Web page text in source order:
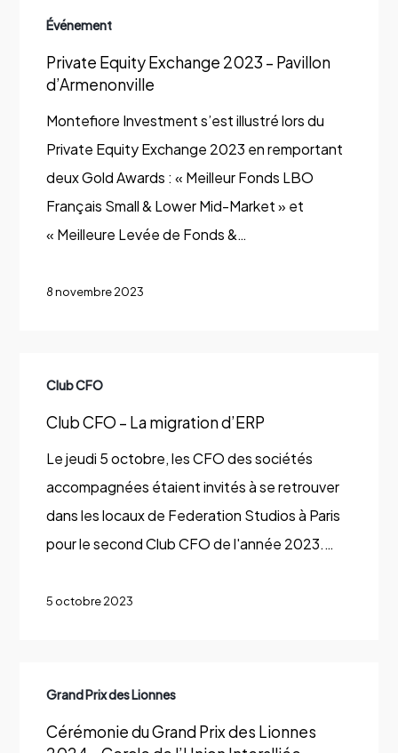
Equity
Exchange
2023
Pavillon
d’Armenonville
Événement
Private Equity Exchange 2023 – Pavillon
d’Armenonville
Montefiore Investment s’est illustré lors du
Private Equity Exchange 2023 en remportant
deux Gold Awards : « Meilleur Fonds LBO
Français Small & Lower Mid-Market » et
« Meilleure Levée de Fonds &…
8 novembre 2023
CFO
d’ERP
Club CFO
Club CFO – La migration d’ERP
Le jeudi 5 octobre, les CFO des sociétés
accompagnées étaient invités à se retrouver
dans les locaux de Federation Studios à Paris
pour le second Club CFO de l'année 2023.…
5 octobre 2023
Grand
Grand Prix des Lionnes
Cérémonie du Grand Prix des Lionnes